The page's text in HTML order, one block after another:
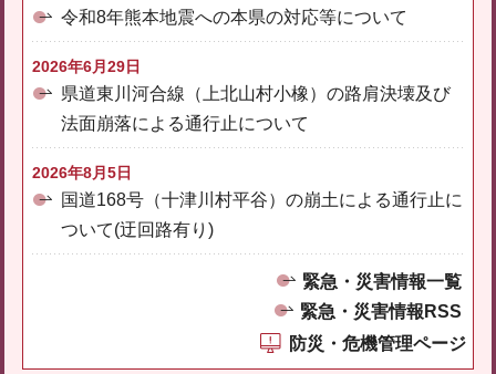
令和8年熊本地震への本県の対応等について
2026年6月29日
県道東川河合線（上北山村小橡）の路肩決壊及び
法面崩落による通行止について
2026年8月5日
国道168号（十津川村平谷）の崩土による通行止に
ついて(迂回路有り)
緊急・災害情報一覧
緊急・災害情報RSS
防災・危機管理ページ